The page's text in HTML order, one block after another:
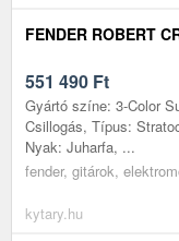
FENDER ROBERT
551 490 Ft
Gyártó színe: 3-Color
Csillogás, Típus:
Nyak: Juharfa, ...
fender, gitárok,
kytary.hu